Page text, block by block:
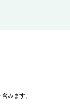
みます。